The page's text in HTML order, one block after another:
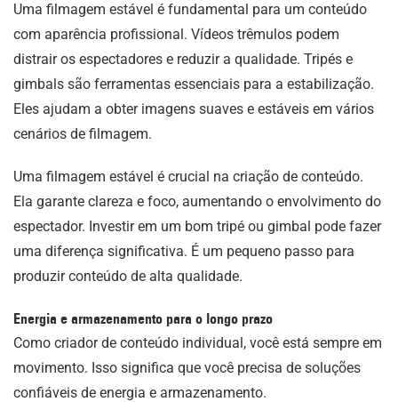
Uma filmagem estável é fundamental para um conteúdo
com aparência profissional. Vídeos trêmulos podem
distrair os espectadores e reduzir a qualidade. Tripés e
gimbals são ferramentas essenciais para a estabilização.
Eles ajudam a obter imagens suaves e estáveis em vários
cenários de filmagem.
Uma filmagem estável é crucial na criação de conteúdo.
Ela garante clareza e foco, aumentando o envolvimento do
espectador. Investir em um bom tripé ou gimbal pode fazer
uma diferença significativa. É um pequeno passo para
produzir conteúdo de alta qualidade.
Energia e armazenamento para o longo prazo
Como criador de conteúdo individual, você está sempre em
movimento. Isso significa que você precisa de soluções
confiáveis de energia e armazenamento.